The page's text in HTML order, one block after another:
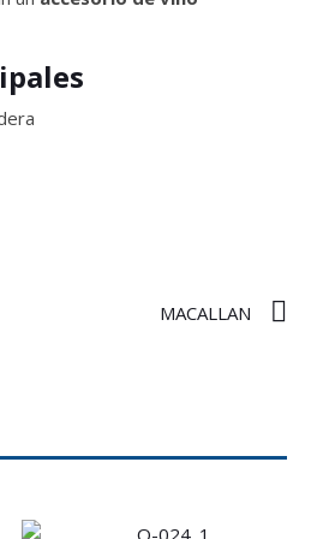
MACALLAN